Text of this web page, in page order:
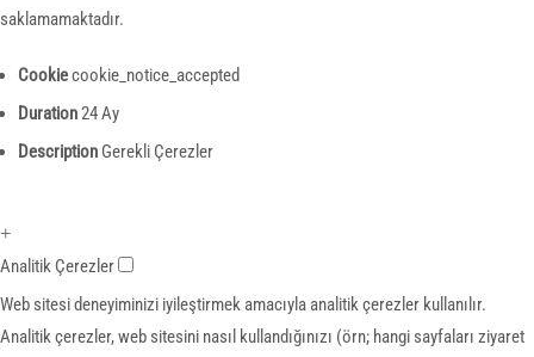
saklamamaktadır.
Cookiecookie_notice_accepted
Duration24 Ay
Description Gerekli Çerezler
+
Analitik Çerezler
Web sitesi deneyiminizi iyileştirmek amacıyla analitik çerezler kullanılır.
Analitik çerezler, web sitesini nasıl kullandığınızı (örn; hangi sayfaları ziyaret